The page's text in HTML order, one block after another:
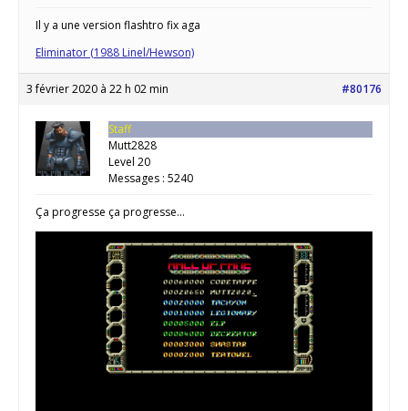
Il y a une version flashtro fix aga
Eliminator (1988 Linel/Hewson)
3 février 2020 à 22 h 02 min #80176
Staff
Mutt2828
Level 20
Messages : 5240
Ça progresse ça progresse…